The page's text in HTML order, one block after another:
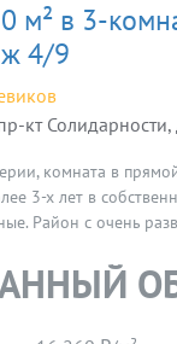
м² в 3-
4/9
кт Солидарности,
комната в
3-х лет в
Район с очень